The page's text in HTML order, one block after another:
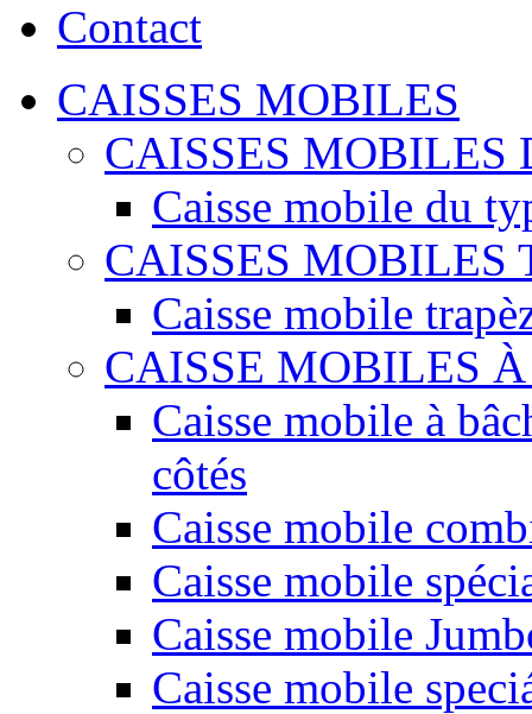
Contact
CAISSES MOBILES
CAISSES MOBILES
Caisse mobile du
CAISSES MOBILES
Caisse mobile
CAISSE MOBILES
Caisse mobile à
côtés
Caisse mobile
Caisse mobile
Caisse mobile
Caisse mobile